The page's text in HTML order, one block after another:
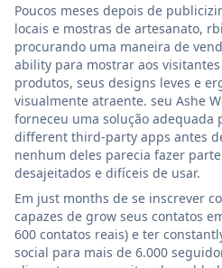
Poucos meses depois de
locais e mostras de artesanato,
procurando uma maneira de
ability para mostrar aos
produtos, seus designs leves e
visualmente atraente. seu Ashe
forneceu uma solução adequada
different third-party apps antes
nenhum deles parecia fazer
desajeitados e difíceis de usar.
Em just months de se inscrever
capazes de grow seus contatos
600 contatos reais) e ter
social para mais de 6.000